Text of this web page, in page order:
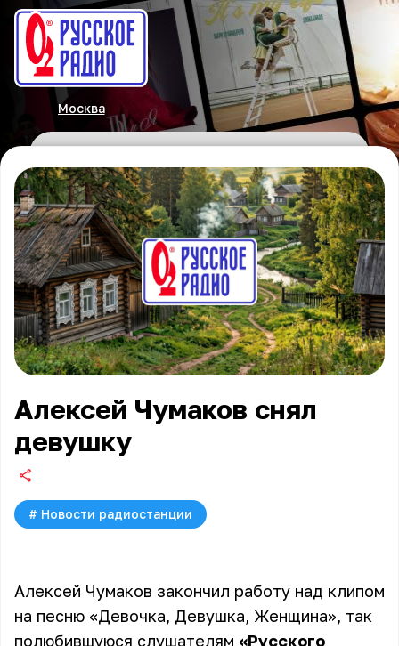
Москва
Алексей Чумаков снял
девушку
# Новости радиостанции
Алексей Чумаков закончил работу над клипом
на песню «Девочка, Девушка, Женщина», так
полюбившуюся слушателям «Русского